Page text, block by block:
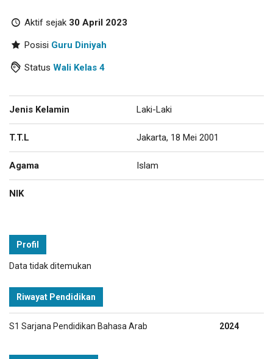
Aktif sejak 30 April 2023
Posisi Guru Diniyah
Status Wali Kelas 4
Jenis Kelamin Laki-Laki
T.T.L Jakarta, 18 Mei 2001
Agama Islam
NIK
Profil
Data tidak ditemukan
Riwayat Pendidikan
S1 Sarjana Pendidikan Bahasa Arab 2024